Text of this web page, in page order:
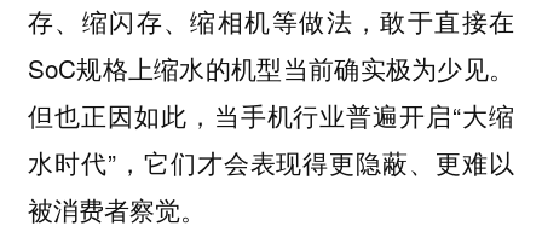
存、缩闪存、缩相机等做法，敢于直接在
SoC规格上缩水的机型当前确实极为少见。
但也正因如此，当手机行业普遍开启“大缩
水时代”，它们才会表现得更隐蔽、更难以
被消费者察觉。